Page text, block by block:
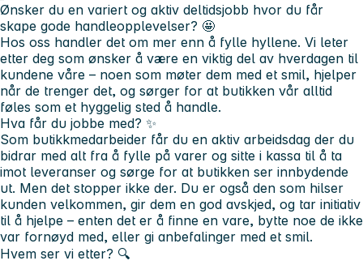
Ønsker du en variert og aktiv deltidsjobb hvor du får
skape gode handleopplevelser? 🤩
Hos oss handler det om mer enn å fylle hyllene. Vi leter
etter deg som ønsker å være en viktig del av hverdagen til
kundene våre – noen som møter dem med et smil, hjelper
når de trenger det, og sørger for at butikken vår alltid
føles som et hyggelig sted å handle.
Hva får du jobbe med? ✨
Som butikkmedarbeider får du en aktiv arbeidsdag der du
bidrar med alt fra å fylle på varer og sitte i kassa til å ta
imot leveranser og sørge for at butikken ser innbydende
ut. Men det stopper ikke der. Du er også den som hilser
kunden velkommen, gir dem en god avskjed, og tar initiativ
til å hjelpe – enten det er å finne en vare, bytte noe de ikke
var fornøyd med, eller gi anbefalinger med et smil.
Hvem ser vi etter? 🔍